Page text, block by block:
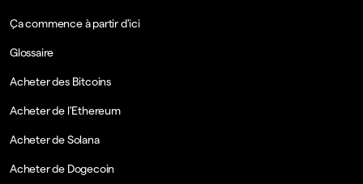
Ça commence à partir d'ici
Glossaire
Acheter des Bitcoins
Acheter de l'Ethereum
Acheter de Solana
Acheter de Dogecoin